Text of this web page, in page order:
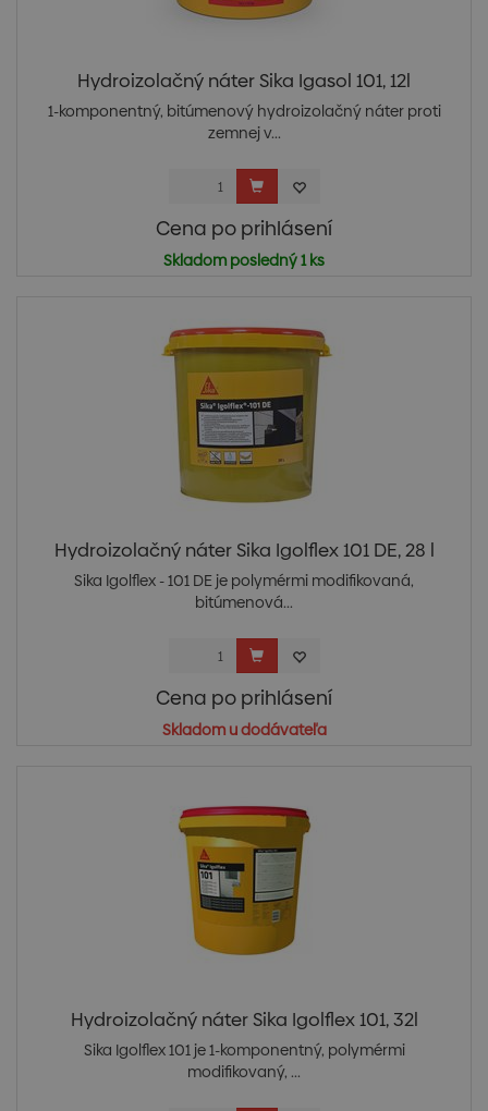
Hydroizolačný náter Sika Igasol 101, 12l
1-komponentný, bitúmenový hydroizolačný náter proti
zemnej v...
Cena po prihlásení
Skladom posledný 1 ks
Hydroizolačný náter Sika Igolflex 101 DE, 28 l
Sika Igolflex - 101 DE je polymérmi modifikovaná,
bitúmenová...
Cena po prihlásení
Skladom u dodávateľa
Hydroizolačný náter Sika Igolflex 101, 32l
Sika Igolflex 101 je 1-komponentný, polymérmi
modifikovaný, ...